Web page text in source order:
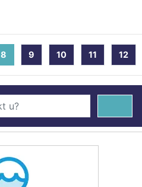
8 (current)
9 10 11 12